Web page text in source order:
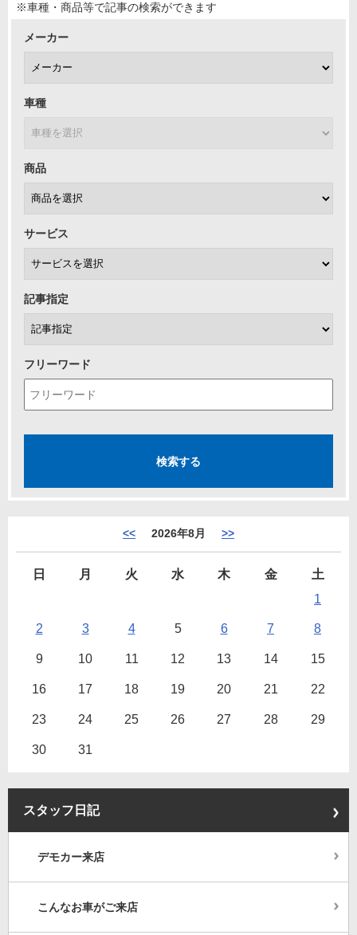
※車種・商品等で記事の検索ができます
メーカー
車種
商品
サービス
記事指定
フリーワード
<< 2026年8月 >>
日 月 火 水 木 金
土
1
2 3 4 5 6 7 8
9 10 11 12 13 14 15
16 17 18 19 20 21 22
23 24 25 26 27 28 29
30 31
スタッフ日記
デモカー来店
こんなお車がご来店